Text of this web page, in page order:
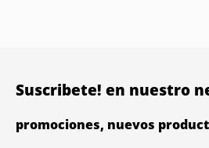
Suscribete! en nuestro
promociones, nuevos